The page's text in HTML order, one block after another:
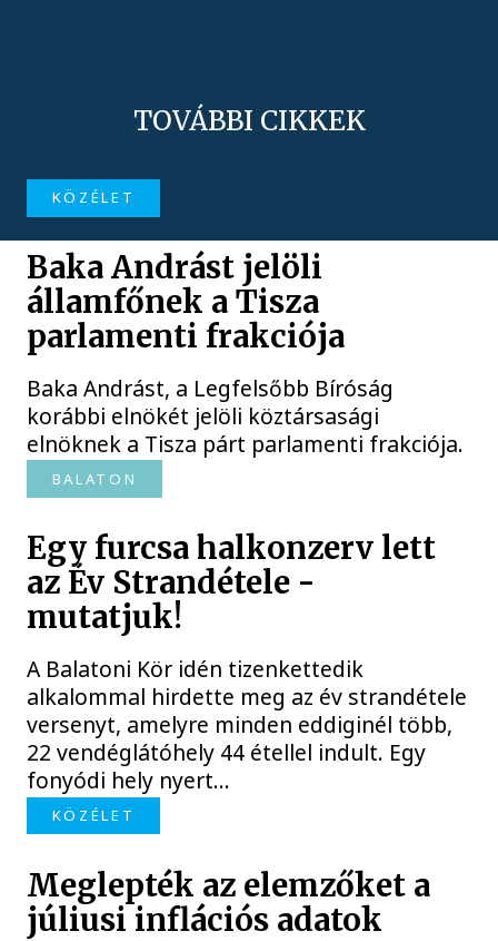
TOVÁBBI CIKKEK
KÖZÉLET
Baka Andrást jelöli
államfőnek a Tisza
parlamenti frakciója
Baka Andrást, a Legfelsőbb Bíróság
korábbi elnökét jelöli köztársasági
elnöknek a Tisza párt parlamenti frakciója.
BALATON
Egy furcsa halkonzerv lett
az Év Strandétele -
mutatjuk!
A Balatoni Kör idén tizenkettedik
alkalommal hirdette meg az év strandétele
versenyt, amelyre minden eddiginél több,
22 vendéglátóhely 44 étellel indult. Egy
fonyódi hely nyert...
KÖZÉLET
Meglepték az elemzőket a
júliusi inflációs adatok